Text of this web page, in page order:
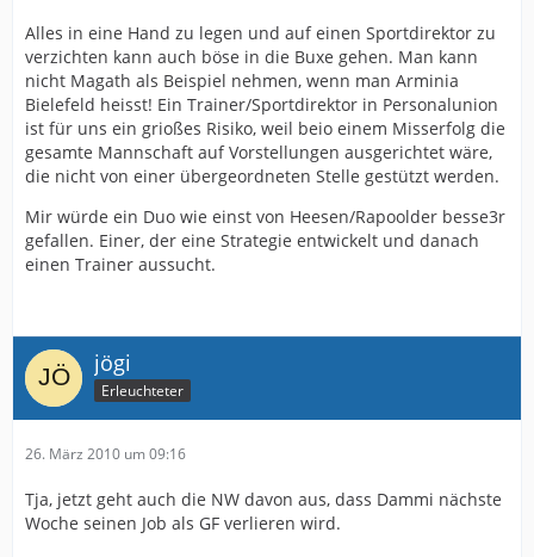
Alles in eine Hand zu legen und auf einen Sportdirektor zu
verzichten kann auch böse in die Buxe gehen. Man kann
nicht Magath als Beispiel nehmen, wenn man Arminia
Bielefeld heisst! Ein Trainer/Sportdirektor in Personalunion
ist für uns ein grioßes Risiko, weil beio einem Misserfolg die
gesamte Mannschaft auf Vorstellungen ausgerichtet wäre,
die nicht von einer übergeordneten Stelle gestützt werden.
Mir würde ein Duo wie einst von Heesen/Rapoolder besse3r
gefallen. Einer, der eine Strategie entwickelt und danach
einen Trainer aussucht.
jögi
Erleuchteter
26. März 2010 um 09:16
Tja, jetzt geht auch die NW davon aus, dass Dammi nächste
Woche seinen Job als GF verlieren wird.